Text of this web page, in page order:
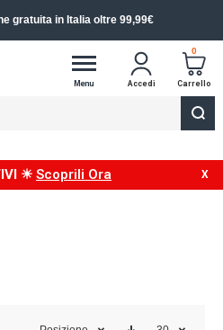
in 24/48h in Italia
Menu Accedi
0
Carrello
☀ Scoprili Ora